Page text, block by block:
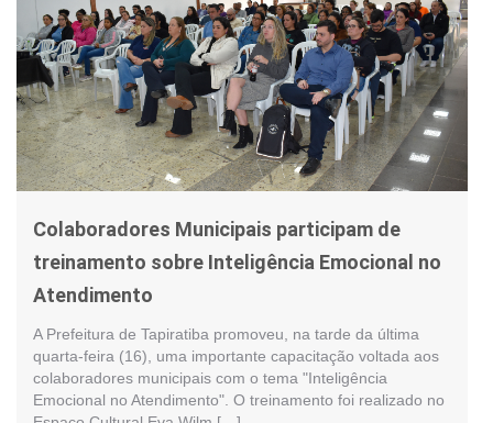
Colaboradores Municipais participam de
treinamento sobre Inteligência Emocional no
Atendimento
A Prefeitura de Tapiratiba promoveu, na tarde da última
quarta-feira (16), uma importante capacitação voltada aos
colaboradores municipais com o tema "Inteligência
Emocional no Atendimento". O treinamento foi realizado no